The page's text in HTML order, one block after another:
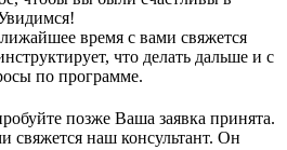
время с вами свяжется
что делать дальше и с
по программе.
позже Ваша заявка принята.
свяжется наш консультант. Он